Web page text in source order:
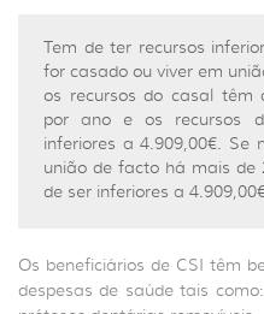
Tem de ter recursos
for casado ou viver em
os recursos do casal têm
por ano e os recursos
inferiores a 4.909,00€. Se
união de facto há mais de
de ser inferiores a
Os beneficiários de CSI têm
despesas de saúde tais